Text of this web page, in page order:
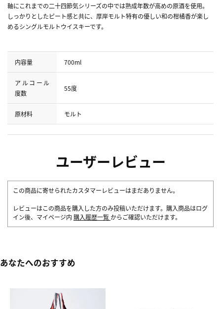
軸にこれまでの二十四節気シリーズの中では熟成年数が高めの原酒を使用。
しっかりとしたピート感と共に、厚岸モルト特有の優しい和の柑橘香が楽し
めるシングルモルトウイスキーです。
内容量 700ml
アルコール
度数
55度
原材料 モルト
ユーザーレビュー
この商品に寄せられたカスタマーレビューはまだありません。
レビューはこの商品を購入した方のみ投稿いただけます。購入商品はログ
イン後、マイページ内 購入履歴一覧 からご確認いただけます。
あなたへのおすすめ